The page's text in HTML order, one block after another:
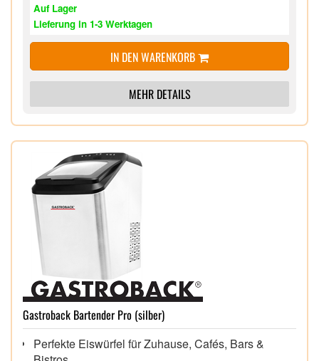
Auf Lager
Lieferung in 1-3 Werktagen
IN DEN WARENKORB
MEHR DETAILS
Gastroback Bartender Pro (silber)
Perfekte Eiswürfel für Zuhause, Cafés, Bars &